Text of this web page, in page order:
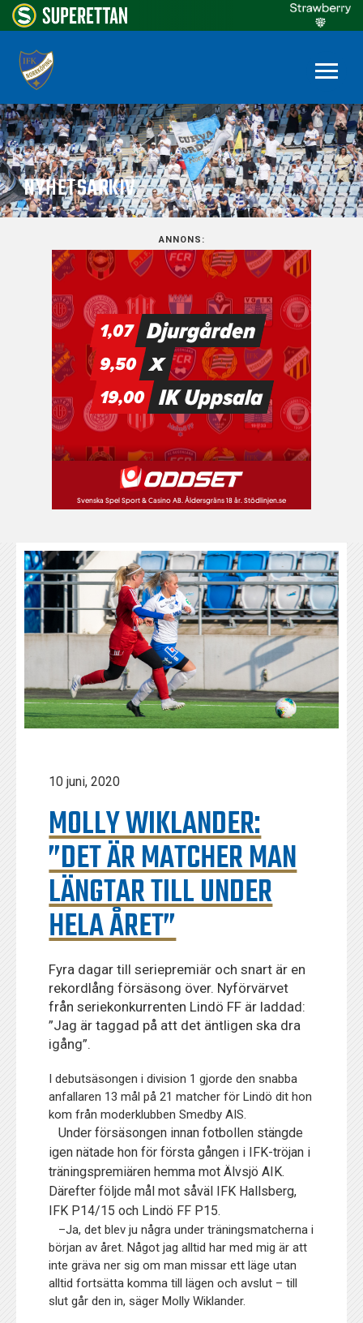
NYHETSARKIV
ANNONS:
10 juni, 2020
MOLLY WIKLANDER:
”DET ÄR MATCHER MAN
LÄNGTAR TILL UNDER
HELA ÅRET”
Fyra dagar till seriepremiär och snart är en
rekordlång försäsong över. Nyförvärvet
från seriekonkurrenten Lindö FF är laddad:
”Jag är taggad på att det äntligen ska dra
igång”.
I debutsäsongen i division 1 gjorde den snabba
anfallaren 13 mål på 21 matcher för Lindö dit hon
kom från moderklubben Smedby AIS.
Under försäsongen innan fotbollen stängde
igen nätade hon för första gången i IFK-tröjan i
träningspremiären hemma mot Älvsjö AIK.
Därefter följde mål mot såväl IFK Hallsberg,
IFK P14/15 och Lindö FF P15.
–Ja, det blev ju några under träningsmatcherna i
början av året. Något jag alltid har med mig är att
inte gräva ner sig om man missar ett läge utan
alltid fortsätta komma till lägen och avslut – till
slut går den in, säger Molly Wiklander.